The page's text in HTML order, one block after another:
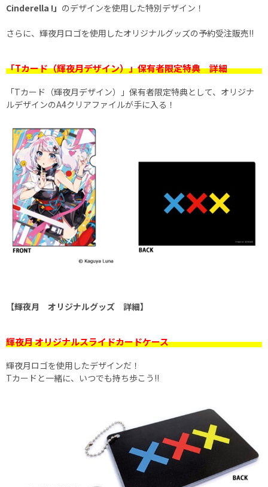
Cinderella !」 のデザインを使用した特別デザイン！
さらに、輝夜月ロゴを使用したオリジナルグッズの予約受注販売!!
「Tカード（輝夜月デザイン）」保有者限定特典 詳細
「Tカード（輝夜月デザイン）」保有者限定特典として、オリジナ
ルデザインのA4クリアファイルが手に入る！
【輝夜月 オリジナルグッズ 詳細】
輝夜月 オリジナルスライドカードケース
輝夜月ロゴを使用したデザインだ！
Tカードと一緒に、いつでも持ち歩こう!!